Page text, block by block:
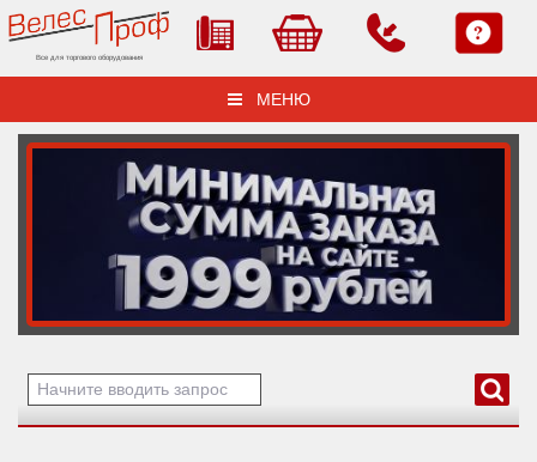
Все для торгового оборудования
МЕНЮ